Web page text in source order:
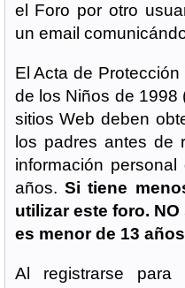
el Foro por otro
un email
El Acta de
de los Niños de 1998
sitios Web deben
los padres antes de
información
años. Si tiene
utilizar este foro.
es menor de 13
Al registrarse para